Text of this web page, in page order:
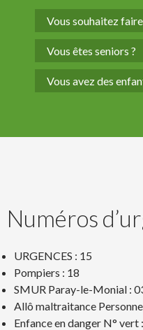
Vous souhaitez
Vous êtes seniors ?
Vous avez des
Numéros
URGENCES : 15
Pompiers : 18
SMUR Paray-le-Monial :
Allô maltraitance
Enfance en danger N°